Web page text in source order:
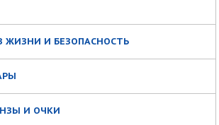
ЖИЗНИ И БЕЗОПАСНОСТЬ
И ОЧКИ